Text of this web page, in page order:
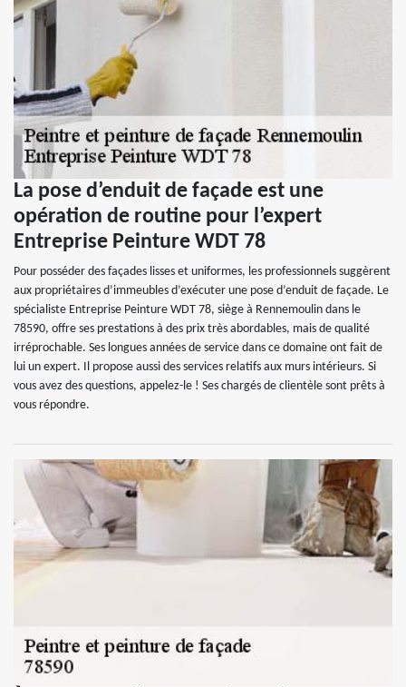
La pose d’enduit de façade est une
opération de routine pour l’expert
Entreprise Peinture WDT 78
Pour posséder des façades lisses et uniformes, les professionnels suggèrent
aux propriétaires d’immeubles d’exécuter une pose d’enduit de façade. Le
spécialiste Entreprise Peinture WDT 78, siège à Rennemoulin dans le
78590, offre ses prestations à des prix très abordables, mais de qualité
irréprochable. Ses longues années de service dans ce domaine ont fait de
lui un expert. Il propose aussi des services relatifs aux murs intérieurs. Si
vous avez des questions, appelez-le ! Ses chargés de clientèle sont prêts à
vous répondre.